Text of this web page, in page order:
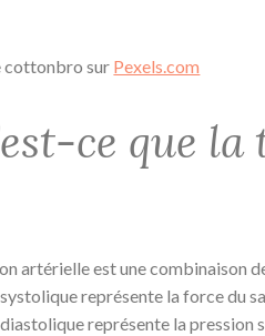
cottonbro sur Pexels.com
ce que
artérielle est une combinaison
représente la force du
représente la pression